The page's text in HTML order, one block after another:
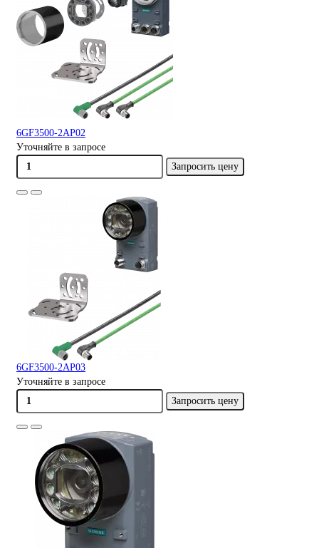
6GF3500-2AP02
Уточняйте в запросе
Запросить цену
6GF3500-2AP03
Уточняйте в запросе
Запросить цену